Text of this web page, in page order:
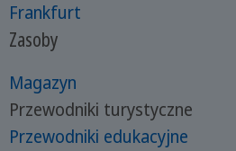
Frankfurt
Zasoby
Magazyn
Przewodniki turystyczne
Przewodniki edukacyjne